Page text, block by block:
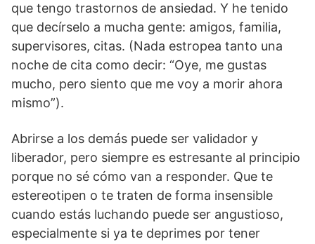
que tengo trastornos de ansiedad. Y he tenido
que decírselo a mucha gente: amigos, familia,
supervisores, citas. (Nada estropea tanto una
noche de cita como decir: “Oye, me gustas
mucho, pero siento que me voy a morir ahora
mismo”).
Abrirse a los demás puede ser validador y
liberador, pero siempre es estresante al principio
porque no sé cómo van a responder. Que te
estereotipen o te traten de forma insensible
cuando estás luchando puede ser angustioso,
especialmente si ya te deprimes por tener